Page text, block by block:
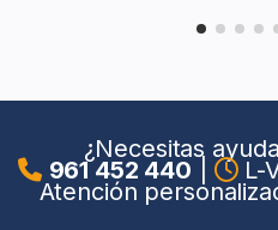
¿Necesitas
961 452 440 L-
Atención